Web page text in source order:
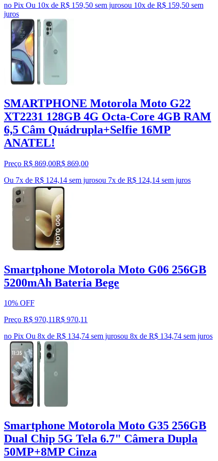
no Pix Ou 10x de R$ 159,50 sem jurosou 10x de R$ 159,50 sem
juros
SMARTPHONE Motorola Moto G22
XT2231 128GB 4G Octa-Core 4GB RAM
6,5 Câm Quádrupla+Selfie 16MP
ANATEL!
Preço R$ 869,00R$ 869,00
Ou 7x de R$ 124,14 sem jurosou 7x de R$ 124,14 sem juros
Smartphone Motorola Moto G06 256GB
5200mAh Bateria Bege
10% OFF
Preço R$ 970,11R$ 970,11
no Pix Ou 8x de R$ 134,74 sem jurosou 8x de R$ 134,74 sem juros
Smartphone Motorola Moto G35 256GB
Dual Chip 5G Tela 6.7" Câmera Dupla
50MP+8MP Cinza